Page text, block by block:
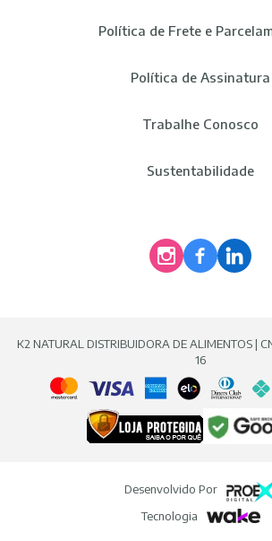
Política de Frete e
Política de Assinatura
Trabalhe Conosco
Sustentabilidade
K2 NATURAL DISTRIBUIDORA DE ALIMENTOS |
16
Desenvolvido Por
Tecnologia